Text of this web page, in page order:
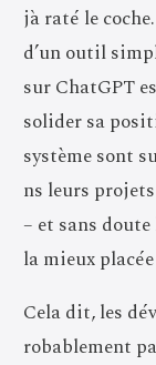
jà raté le
d’un outil
sur ChatGPT
solider sa
système sont
ns leurs
– et sans
la mieux
Cela dit, les
robablement